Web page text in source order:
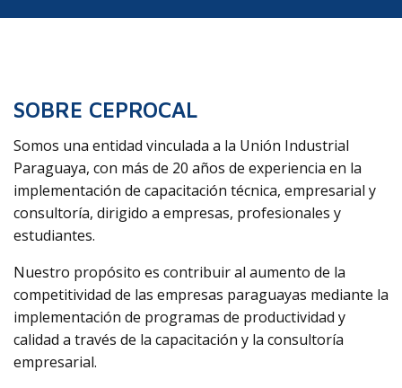
SOBRE CEPROCAL
Somos una entidad vinculada a la Unión Industrial
Paraguaya, con más de 20 años de experiencia en la
implementación de capacitación técnica, empresarial y
consultoría, dirigido a empresas, profesionales y
estudiantes.
Nuestro propósito es contribuir al aumento de la
competitividad de las empresas paraguayas mediante la
implementación de programas de productividad y
calidad a través de la capacitación y la consultoría
empresarial.